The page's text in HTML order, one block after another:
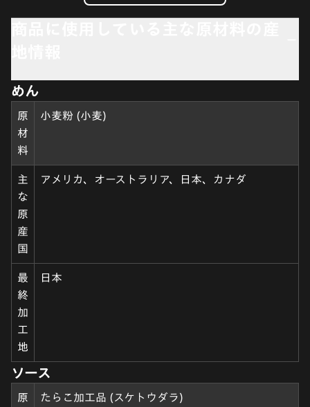
めん
原
材
料
小麦粉 (小麦)
主
な
原
産
国
アメリカ、オーストラリア、日本、カナダ
最
終
加
工
地
日本
ソース
原
たらこ加工品 (スケトウダラ)